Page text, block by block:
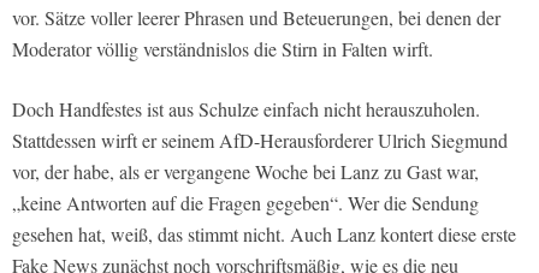
vor. Sätze voller leerer Phrasen und Beteuerungen, bei denen der
Moderator völlig verständnislos die Stirn in Falten wirft.
Doch Handfestes ist aus Schulze einfach nicht herauszuholen.
Stattdessen wirft er seinem AfD-Herausforderer Ulrich Siegmund
vor, der habe, als er vergangene Woche bei Lanz zu Gast war,
„keine Antworten auf die Fragen gegeben“. Wer die Sendung
gesehen hat, weiß, das stimmt nicht. Auch Lanz kontert diese erste
Fake News zunächst noch vorschriftsmäßig, wie es die neu